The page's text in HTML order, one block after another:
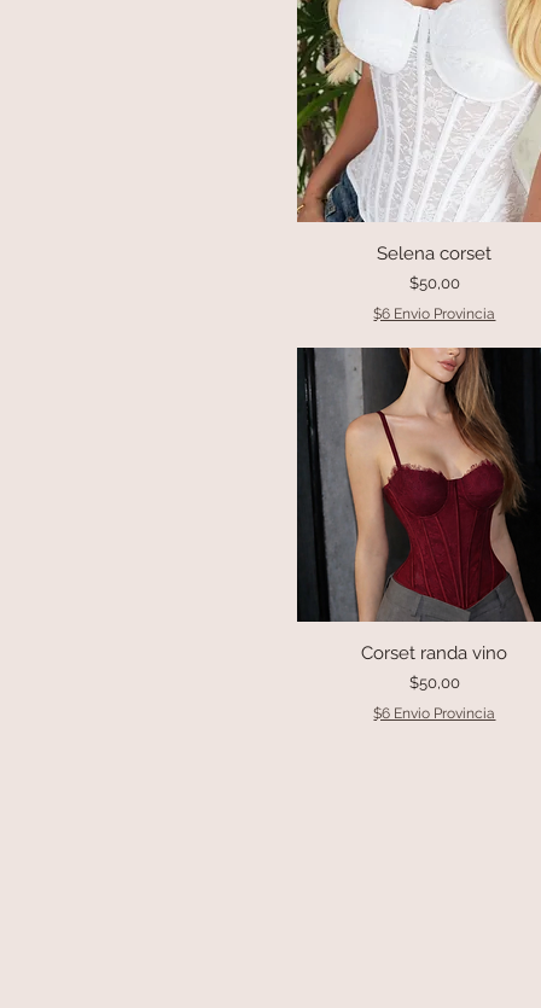
Vista rápida
Selena corset
Precio
$50,00
$6 Envio Provincia
Vista rápida
Corset randa vino
Precio
$50,00
$6 Envio Provincia